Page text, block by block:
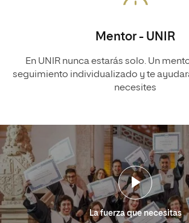
Mentor - UNIR
En UNIR nunca estarás solo. Un
seguimiento individualizado y te
necesites
La fuerza que necesitas